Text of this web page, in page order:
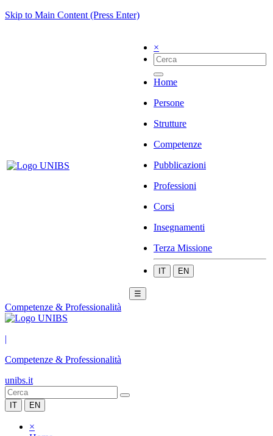
Skip to Main Content (Press Enter)
×
Home
Persone
Strutture
Competenze
Pubblicazioni
Professioni
Corsi
Insegnamenti
Terza Missione
IT EN
☰
Competenze & Professionalità
|
Competenze & Professionalità
unibs.it
IT EN
×